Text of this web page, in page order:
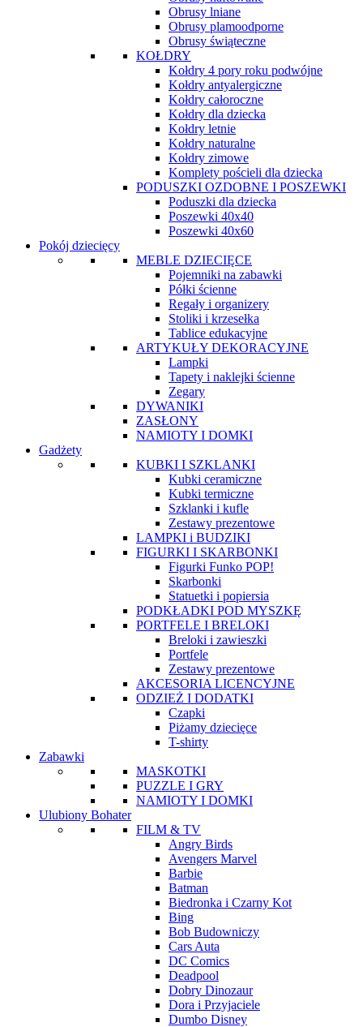
Obrusy lniane
Obrusy plamoodporne
Obrusy świąteczne
KOŁDRY
Kołdry 4 pory roku podwójne
Kołdry antyalergiczne
Kołdry całoroczne
Kołdry dla dziecka
Kołdry letnie
Kołdry naturalne
Kołdry zimowe
Komplety pościeli dla dziecka
PODUSZKI OZDOBNE I POSZEWKI
Poduszki dla dziecka
Poszewki 40x40
Poszewki 40x60
Pokój dziecięcy
MEBLE DZIECIĘCE
Pojemniki na zabawki
Półki ścienne
Regały i organizery
Stoliki i krzesełka
Tablice edukacyjne
ARTYKUŁY DEKORACYJNE
Lampki
Tapety i naklejki ścienne
Zegary
DYWANIKI
ZASŁONY
NAMIOTY I DOMKI
Gadżety
KUBKI I SZKLANKI
Kubki ceramiczne
Kubki termiczne
Szklanki i kufle
Zestawy prezentowe
LAMPKI i BUDZIKI
FIGURKI I SKARBONKI
Figurki Funko POP!
Skarbonki
Statuetki i popiersia
PODKŁADKI POD MYSZKĘ
PORTFELE I BRELOKI
Breloki i zawieszki
Portfele
Zestawy prezentowe
AKCESORIA LICENCYJNE
ODZIEŻ I DODATKI
Czapki
Piżamy dziecięce
T-shirty
Zabawki
MASKOTKI
PUZZLE I GRY
NAMIOTY I DOMKI
Ulubiony Bohater
FILM & TV
Angry Birds
Avengers Marvel
Barbie
Batman
Biedronka i Czarny Kot
Bing
Bob Budowniczy
Cars Auta
DC Comics
Deadpool
Dobry Dinozaur
Dora i Przyjaciele
Dumbo Disney